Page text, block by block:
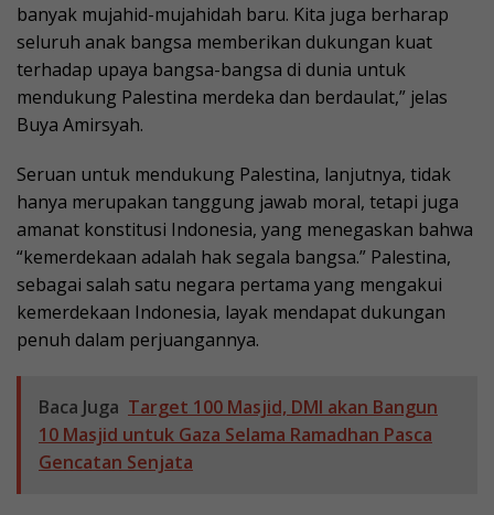
banyak mujahid-mujahidah baru. Kita juga berharap
seluruh anak bangsa memberikan dukungan kuat
terhadap upaya bangsa-bangsa di dunia untuk
mendukung Palestina merdeka dan berdaulat,” jelas
Buya Amirsyah.
Seruan untuk mendukung Palestina, lanjutnya, tidak
hanya merupakan tanggung jawab moral, tetapi juga
amanat konstitusi Indonesia, yang menegaskan bahwa
“kemerdekaan adalah hak segala bangsa.” Palestina,
sebagai salah satu negara pertama yang mengakui
kemerdekaan Indonesia, layak mendapat dukungan
penuh dalam perjuangannya.
Baca Juga Target 100 Masjid, DMI akan Bangun
10 Masjid untuk Gaza Selama Ramadhan Pasca
Gencatan Senjata